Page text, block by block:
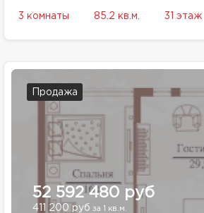
3 комнаты 85.2 кв.м. 31 этаж
Продажа
52 592 480 руб
411 200 руб за 1 кв.м.